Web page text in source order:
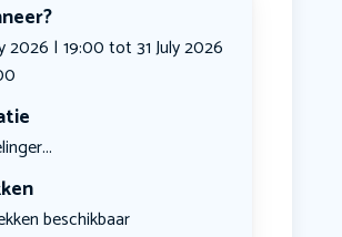
2026 | 19:00 tot 31 July 2026
beschikbaar